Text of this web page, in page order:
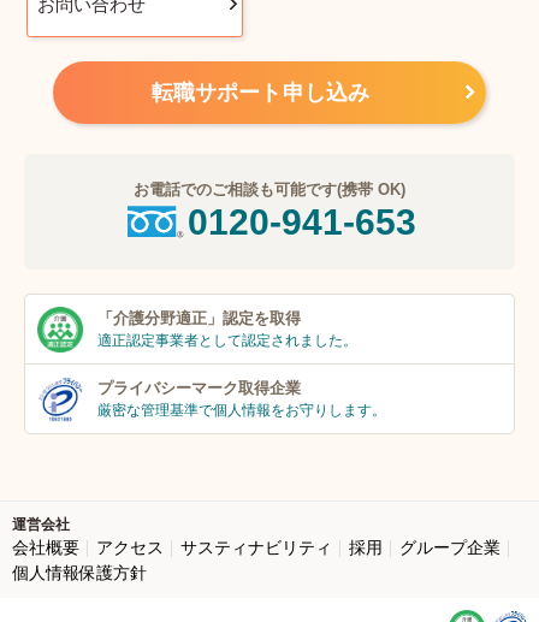
お問い合わせ
転職サポート申し込み
お電話でのご相談も可能です(携帯 OK)
0120-941-653
「介護分野適正」 認定を取得
適正認定事業者として認定されました。
プライバシーマーク取得企業
厳密な管理基準で個人情報をお守りします。
運営会社
会社概要 アクセス サスティナビリティ 採用
グループ企業
個人情報保護方針